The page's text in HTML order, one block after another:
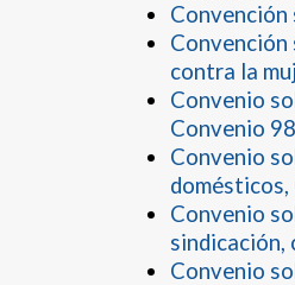
Convención
contra la
Convenio
Convenio 98
Convenio
Convenio
sindicación,
Convenio